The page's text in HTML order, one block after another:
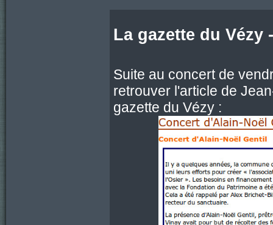
La gazette du Vézy
Suite au concert de
retrouver l'article de
gazette du Vézy :